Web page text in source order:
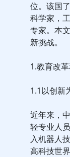
位。该国
科学家，
专家。本
新挑战。
1.教育改
1.1以创新
近年来，
轻专业人
入机器人
高科技世